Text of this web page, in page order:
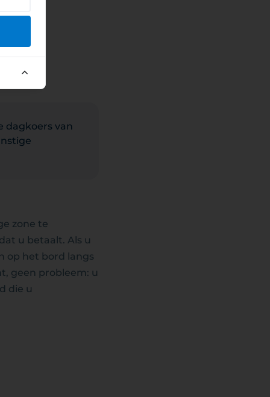
dagkoers van
zone te
u betaalt. Als u
op het bord langs
geen probleem: u
die u